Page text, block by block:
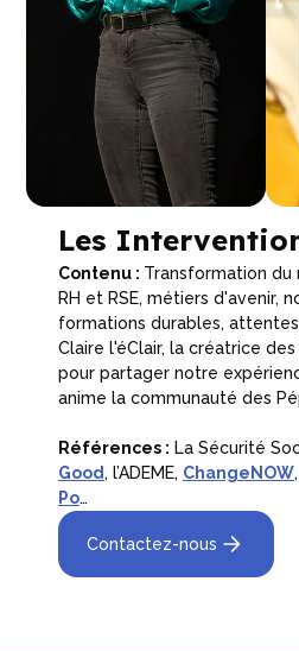
Les
Contenu : Transformation du
RH et RSE, métiers d'avenir,
formations durables,
Claire l'éClair, la créatrice
pour partager notre
anime la communauté des
Références : La Sécurité
Good, l’ADEME, ChangeNOW
Po…
Contactez-nous